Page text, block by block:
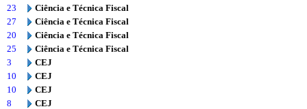
23
Ciência e Técnica Fiscal
27
Ciência e Técnica Fiscal
20
Ciência e Técnica Fiscal
25
Ciência e Técnica Fiscal
3
CEJ
10
CEJ
10
CEJ
8
CEJ